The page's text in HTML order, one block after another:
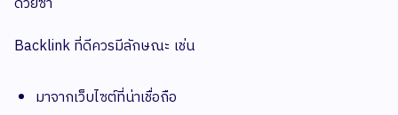
Backlink ที่ดีควรมีลักษณะ เช่น
มาจากเว็บไซต์ที่น่าเชื่อถือ